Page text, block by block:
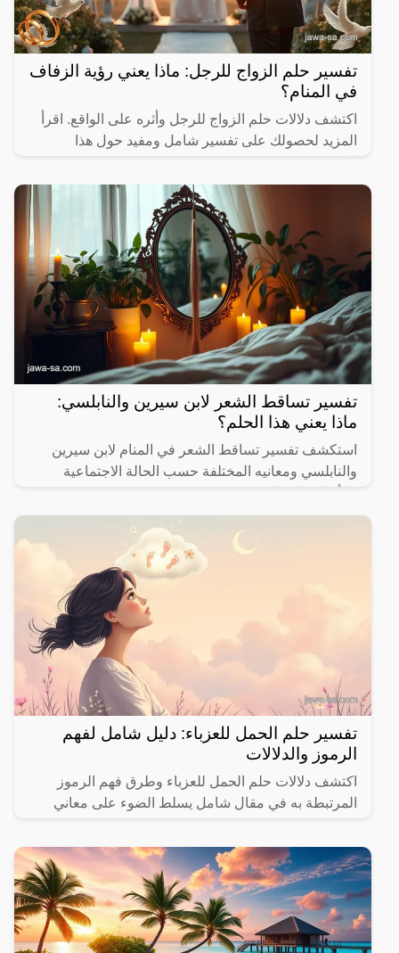
تفسير حلم الزواج للرجل: ماذا يعني رؤية الزفاف
في المنام؟
اكتشف دلالات حلم الزواج للرجل وأثره على الواقع. اقرأ
المزيد لحصولك على تفسير شامل ومفيد حول هذا
تفسير تساقط الشعر لابن سيرين والنابلسي:
ماذا يعني هذا الحلم؟
استكشف تفسير تساقط الشعر في المنام لابن سيرين
والنابلسي ومعانيه المختلفة حسب الحالة الاجتماعية
تفسير حلم الحمل للعزباء: دليل شامل لفهم
الرموز والدلالات
اكتشف دلالات حلم الحمل للعزباء وطرق فهم الرموز
المرتبطة به في مقال شامل يسلط الضوء على معاني